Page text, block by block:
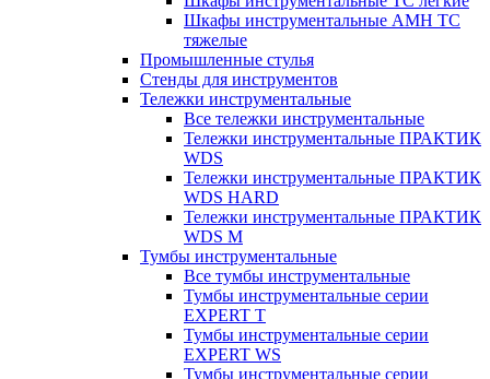
Шкафы инструментальные AMH TC
тяжелые
Промышленные стулья
Стенды для инструментов
Тележки инструментальные
Все тележки инструментальные
Тележки инструментальные ПРАКТИК
WDS
Тележки инструментальные ПРАКТИК
WDS HARD
Тележки инструментальные ПРАКТИК
WDS M
Тумбы инструментальные
Все тумбы инструментальные
Тумбы инструментальные серии
EXPERT T
Тумбы инструментальные серии
EXPERT WS
Тумбы инструментальные серии